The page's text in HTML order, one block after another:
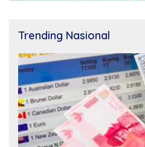
Trending Nasional